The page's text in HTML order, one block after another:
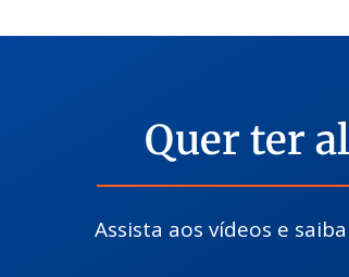
Quer ter
Assista aos vídeos e